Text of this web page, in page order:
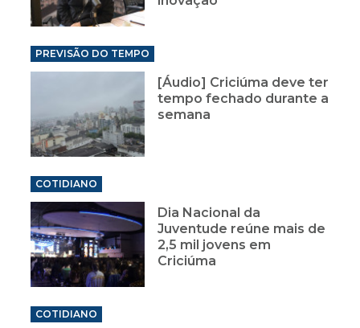
PREVISÃO DO TEMPO
[Áudio] Criciúma deve ter
tempo fechado durante a
semana
COTIDIANO
Dia Nacional da
Juventude reúne mais de
2,5 mil jovens em
Criciúma
COTIDIANO